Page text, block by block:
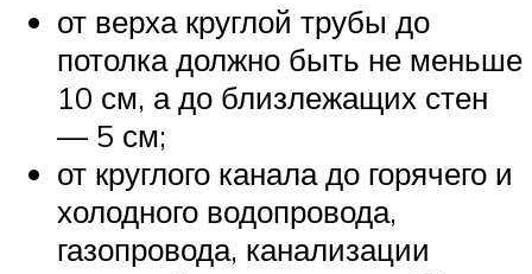
от верха круглой трубы до
потолка должно быть не меньше
10 см, а до близлежащих стен
— 5 см;
от круглого канала до горячего и
холодного водопровода,
газопровода, канализации